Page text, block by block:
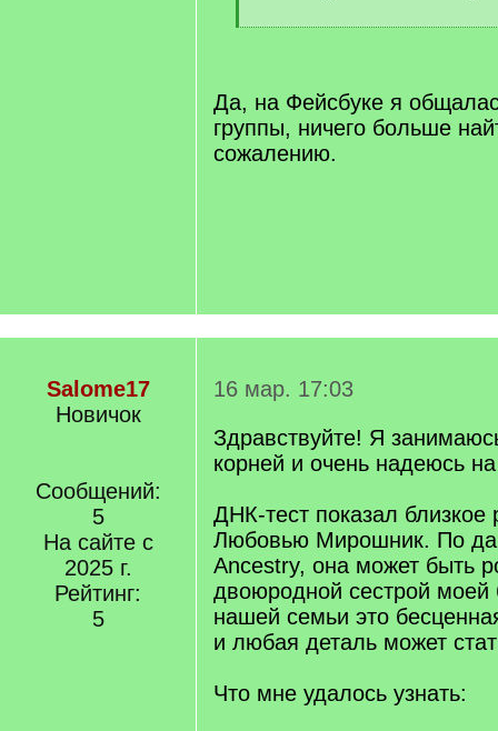
[
Да, на Фейсбуке я
группы, ничего больше
сожалению.
Salome17
Новичок
Сообщений:
5
На сайте с
2025 г.
Рейтинг:
5
16 мар. 17:03
Здравствуйте! Я
корней и очень надеюсь
ДНК-тест показал близкое
Любовью Мирошник. По
Ancestry, она может быть
двоюродной сестрой
нашей семьи это
и любая деталь может
Что мне удалось узнать: